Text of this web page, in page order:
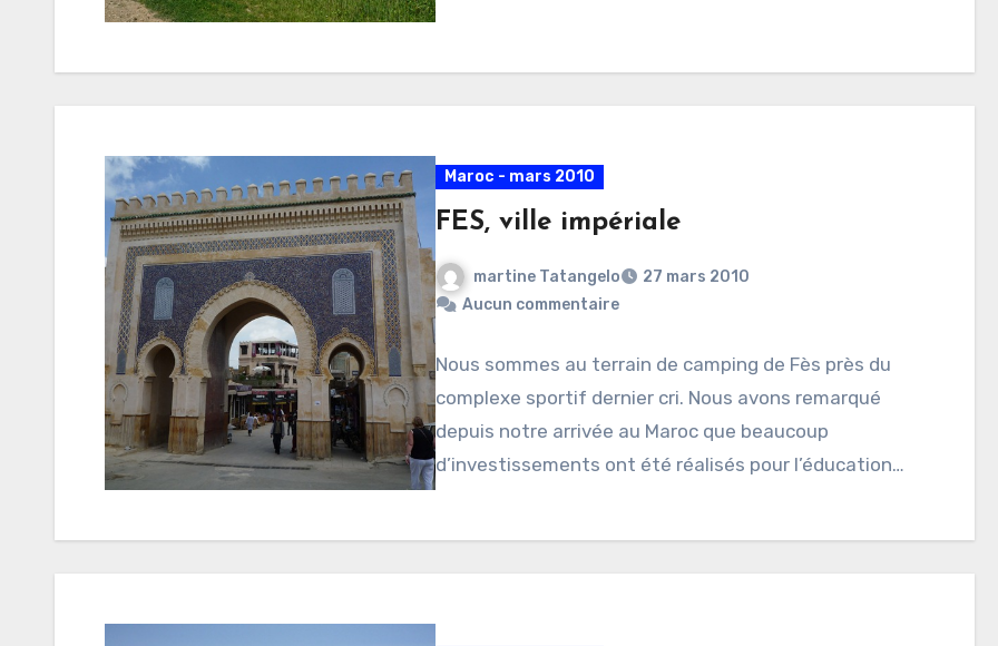
Maroc - mars 2010
FES, ville impériale
martine Tatangelo
27 mars 2010
Aucun commentaire
Nous sommes au terrain de camping de Fès près du
complexe sportif dernier cri. Nous avons remarqué
depuis notre arrivée au Maroc que beaucoup
d’investissements ont été réalisés pour l’éducation…